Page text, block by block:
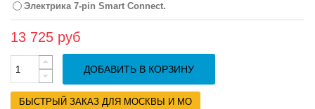
Электрика 7-pin Smart Connect.
13 725 руб
ДОБАВИТЬ В КОРЗИНУ
БЫСТРЫЙ ЗАКАЗ ДЛЯ МОСКВЫ И МО